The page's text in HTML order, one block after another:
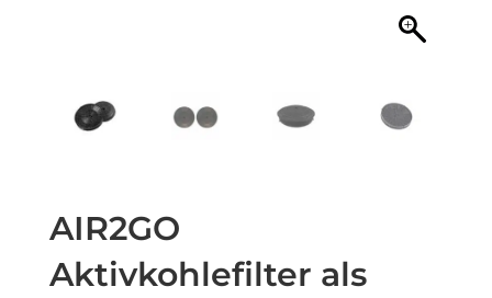
AIR2GO
Aktivkohlefilter als